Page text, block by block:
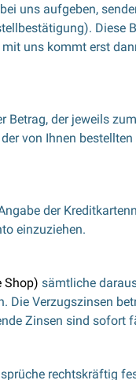
uns aufgeben,
uns kommt erst
Betrag, der jeweils
von Ihnen
der
einzuziehen.
Shop) sämtliche
Verzugszinsen
Zinsen sind sofort
rechtskräftig